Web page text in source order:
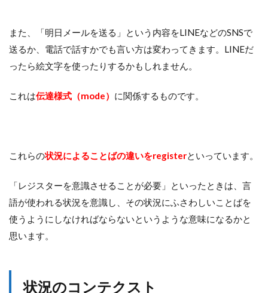
また、「明日メールを送る」という内容をLINEなどのSNSで
送るか、電話で話すかでも言い方は変わってきます。LINEだ
ったら絵文字を使ったりするかもしれません。
これは伝達様式（mode） に関係するものです。
これらの状況によることばの違いをregisterといっています。
「レジスターを意識させることが必要」といったときは、言
語が使われる状況を意識し、その状況にふさわしいことばを
使うようにしなければならないというような意味になるかと
思います。
状況のコンテクスト